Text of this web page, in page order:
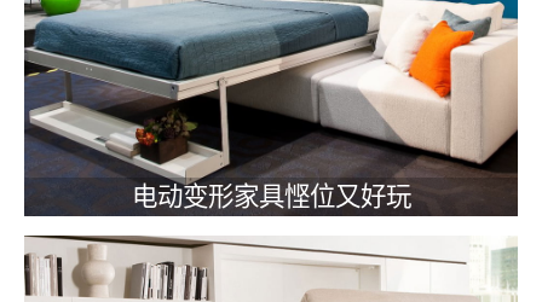
电动变形家具悭位又好玩